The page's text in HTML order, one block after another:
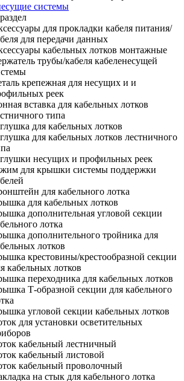
системы
для прокладки кабеля питания/
для передачи данных
кабельных лотков монтажные
трубы/кабеля кабеленесущей
крепежная для несущих и и
реек
вставка для кабельных лотков
типа
для кабельных лотков
для кабельных лотков лестничного
несущих и профильных реек
для крышки системы поддержки
для кабельного лотка
для кабельных лотков
дополнительная угловой секции
лотка
дополнительного тройника для
лотков
крестовины/крестообразной секции
кабельных лотков
переходника для кабельных лотков
Т-образной секции для кабельного
угловой секции кабельных лотков
для установки осветительных
кабельный лестничный
кабельный листовой
кабельный проволочный
на стык для кабельного лотка